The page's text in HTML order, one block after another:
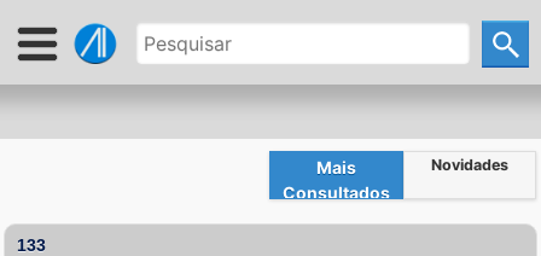
Mais
Consultados
Novidades
133